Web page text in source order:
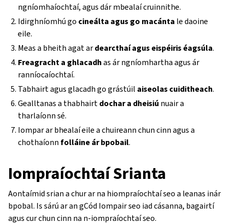
ngníomhaíochtaí, agus dár mbealaí cruinnithe.
Idirghníomhú go cineálta agus go macánta le daoine
eile.
Meas a bheith agat ardearcthaí agus eispéiris éagsúla.
Freagracht a ghlacadhas ár ngníomhartha agus ár
ranníocaíochtaí.
Tabhairt agus glacadh go grástúil aiseolas cuiditheach.
Gealltanas a thabhairtdochar a dheisiú nuair a
tharlaíonn sé.
Iompar ar bhealaí eile a chuireann chun cinn agus a
chothaíonn folláine ár bpobail.
Iompraíochtaí Srianta
Aontaímid srian a chur ar na hiompraíochtaí seo a leanas inár
bpobal. Is sárú ar an gCód Iompair seo iad cásanna, bagairtí
agus cur chun cinn na n-iompraíochtaí seo.